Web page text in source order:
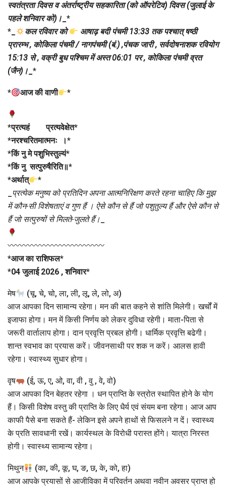
स्वतंत्रता दिवस व अंतर्राष्ट्रीय सहकारिता (को ऑपरेटिव) दिवस (जुलाई के
पहले शनिवार को)। *
*
कल रविवार को
आषाढ़ बदी पंचमी 13:33 तक पश्चात् षष्ठी
प्रारम्भ , कोकिला पंचमी / नागपंचमी (बं.) ,पंचक जारी , सर्वदोषनाशक रवियोग
15:13 से , वक्री बुध पश्चिम में अस्त 06:01 पर , कोकिला पंचमी व्रत
(जैन)। *
* आज की वाणी *
*प्रत्यहं प्रत्यवेक्षेत*
*नरश्चरितमात्मनः ।*
*किं नु मे पशुभिस्तुल्यं*
*किं नु सत्पुरुषैरिति॥*
*अर्थात्
*
प्रत्येक मनुष्य को प्रतिदिन अपना आत्मनिरिक्षण करते रहना चाहिए कि मुझ
में कौन-सी विशेषताएं व गुण हैं । ऐसे कौन से हैं जो पशुतुल्य हैं और ऐसे कौन से
हैं जो सत्पुरुषों से मिलते-जुलते हैं।
〰〰〰〰〰〰〰〰〰〰〰〰
*आज का राशिफल*
*04 जुलाई 2026 , शनिवार*
मेष
(चू, चे, चो, ला, ली, लू, ले, लो, अ)
आज आपका दिन सामान्य रहेगा। मन की बात कहने से शांति मिलेगी। खर्चों में
इजाफा होगा। मन में किसी निर्णय को लेकर दुविधा रहेगी। माता-पिता से
जरूरी वार्तालाप होगा। दान प्रवृत्ति प्रबल होगी। धार्मिक प्रवृत्ति बढेगी।
शान्त स्वभाव का प्रयास करें। जीवनसाथी पर शक न करें। आलस हावी
रहेगा। स्वास्थ्य सुधार होगा।
वृष
(ई, ऊ, ए, ओ, वा, वी , वु , वे, वो)
आज आपका दिन बेहतर रहेगा । धन प्राप्ति के स्त्रोत स्थापित होने के योग
हैं। किसी विशेष वस्तु की प्राप्ति के लिए धैर्य एवं संयम बना रहेगा। आज आप
काफी पैसे बना सकते हैं- लेकिन इसे अपने हाथों से फिसलने न दें। स्वास्थ्य
के प्रति सावधानी रखें। कार्यस्थल के विरोधी परास्त होंगे। यात्रा निरस्त
होगी। स्वास्थ्य सामान्य रहेगा।
मिथुन
(का, की, कू, घ, ङ, छ, के, को, हा)
आज आपके प्रयासों से आजीविका में परिवर्तन अथवा नवीन अवसर प्राप्त हो